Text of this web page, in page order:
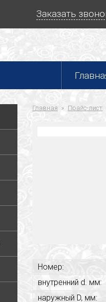
Заказать
Главная Прайс-лист
Номер:
внутренний d. мм:
наружный D, мм: